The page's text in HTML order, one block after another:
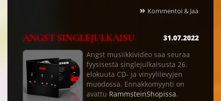
» Kommentoi & Jaa
ANGST SINGLEJULKAISU
31.07.2022
Angst musiikkivideo saa seuraa
fyysisestä singlejulkaisusta 26.
elokuuta CD- ja vinyylilevyjen
muodossa. Ennakkomyynti on
avattu RammsteinShopissa.